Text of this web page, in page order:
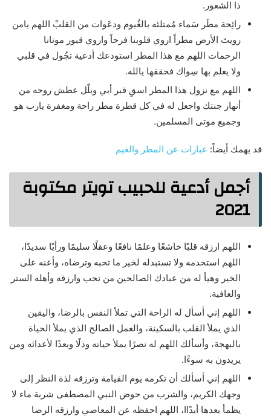
ذا الشعور.
رائِحة مطَر سَماء مُمتلئه بالغُيوم ودعَوات من القلبْ اللهم يامن
رويتَ الأرض مطراً اروي قلوبنا فرحاً واروي قبور موتانا
الرحمات اللهم مع هذا المطر استودعك أدعية تجُول في قلبي
ولا يعلم بها سِواك فحققها يالله.
اللهم مع نزول هذا المطر اسقِ قبر أبي وبلّل عطش روحه من
أنهار جنتك واجعل له في كل قطرة مطر راحة ومغفرة يارب هو
وجميع موتى المسلمين.
قد يهمك أيضاً: عبارات عن المطر والغيم
أجمل أدعية للحبيب تويتر مكتوبة
2021
اللهم ارزقه قلبًا خاشعًا وعلمًا نافعًا وعقلًا سليمًا ورأيًا سديدًا،
اللهم استخدمه ولا تستبدله لخير ما تحبه وترضاه، وأعنه على
الخير وهيأ له من عبادك الصالحين من تحب وارزقه وأهله الستر
والعافية.
اللهم إني أسأل له الراحة التي تملأ النفس بالرضا، واليقين
الذي يملأ القلب بالسكينة، والعمل الصالح الذي يملأ الحياة
بالبهجة، وأسألك اللهم له نصرًا يملأ حياته وذلًا وبعدًا لأعدائه ومن
يريدون به سوءًا.
اللهم إني أسألك أن تكرمه يوم القيامة وترزقه لذة النظر إلى
وجهك الكريم، والشرب من حوض النبي المصطفى شربة ماء لا
يظمأ بعدها أبدًاا، اللهم احفظه عن المعاصي وارزقه الرضا